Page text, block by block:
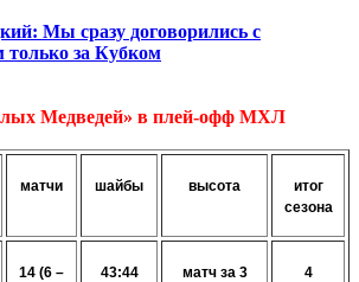
Мы сразу договорились с
только за Кубком
Медведей» в плей-офф МХЛ
матчи шайбы высота
итог
сезона
14 (6 –
43:44
матч за 3
4